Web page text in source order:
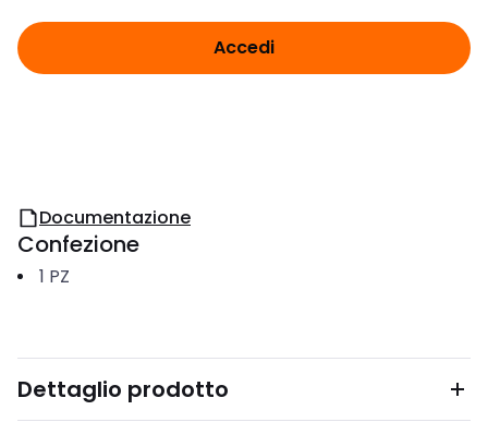
Accedi
Documentazione
Confezione
1 PZ
Dettaglio prodotto